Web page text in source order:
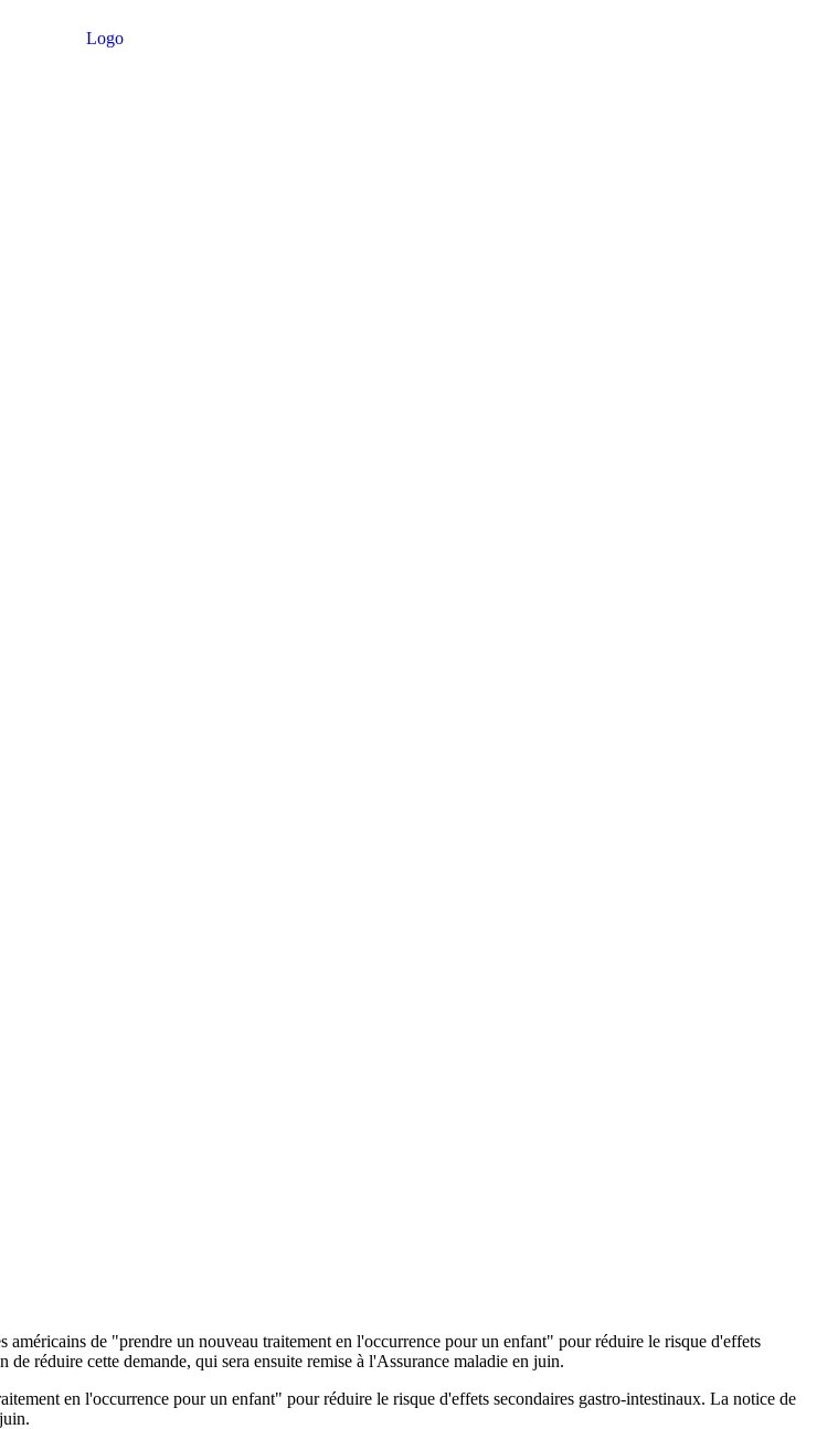
de "prendre un nouveau traitement en l'occurrence pour un enfant" pour réduire le risque d'effets
réduire cette demande, qui sera ensuite remise à l'Assurance maladie en juin.
en l'occurrence pour un enfant" pour réduire le risque d'effets secondaires gastro-intestinaux. La notice de